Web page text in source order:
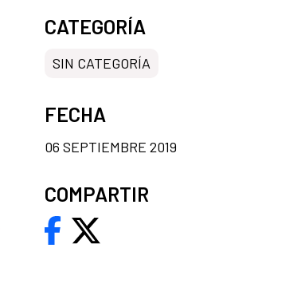
CATEGORÍA
SIN CATEGORÍA
FECHA
06 SEPTIEMBRE 2019
COMPARTIR